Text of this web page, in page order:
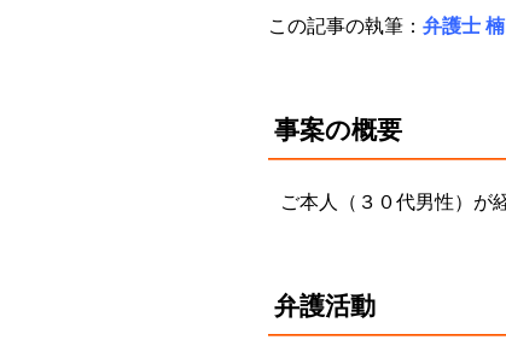
この記事の執筆： 弁護士
事案の概要
ご本人（３０代男性）が
弁護活動